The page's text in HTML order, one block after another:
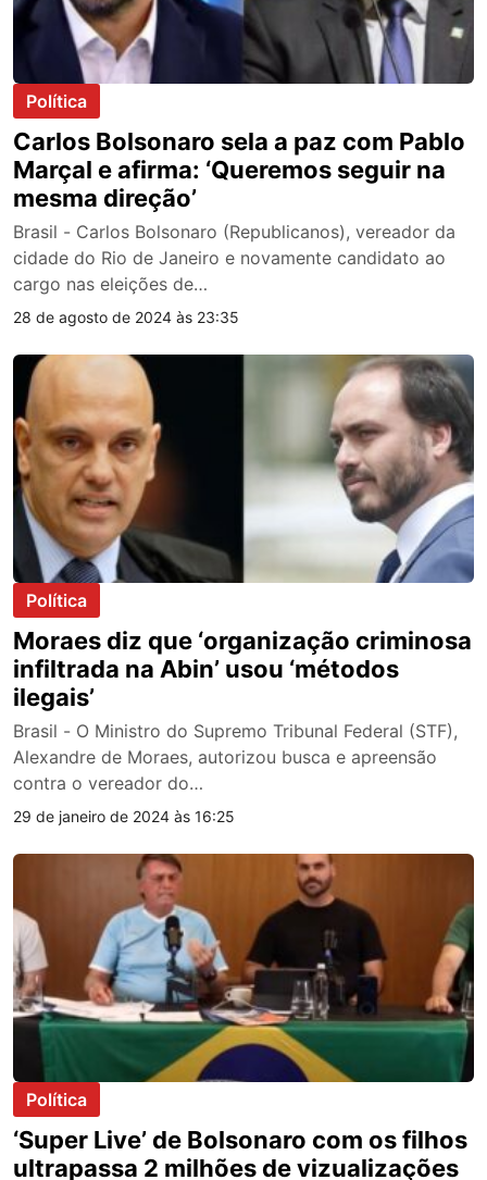
Política
Carlos Bolsonaro sela a paz com Pablo
Marçal e afirma: ‘Queremos seguir na
mesma direção’
Brasil - Carlos Bolsonaro (Republicanos), vereador da
cidade do Rio de Janeiro e novamente candidato ao
cargo nas eleições de…
28 de agosto de 2024 às 23:35
Política
Moraes diz que ‘organização criminosa
infiltrada na Abin’ usou ‘métodos
ilegais’
Brasil - O Ministro do Supremo Tribunal Federal (STF),
Alexandre de Moraes, autorizou busca e apreensão
contra o vereador do…
29 de janeiro de 2024 às 16:25
Política
‘Super Live’ de Bolsonaro com os filhos
ultrapassa 2 milhões de vizualizações